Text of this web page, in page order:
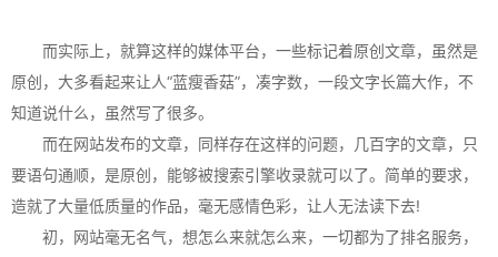
而实际上，就算这样的媒体平台，一些标记着原创文章，虽然是
原创，大多看起来让人“蓝瘦香菇”，凑字数，一段文字长篇大作，不
知道说什么，虽然写了很多。
而在网站发布的文章，同样存在这样的问题，几百字的文章，只
要语句通顺，是原创，能够被搜索引擎收录就可以了。简单的要求，
造就了大量低质量的作品，毫无感情色彩，让人无法读下去!
初，网站毫无名气，想怎么来就怎么来，一切都为了排名服务，